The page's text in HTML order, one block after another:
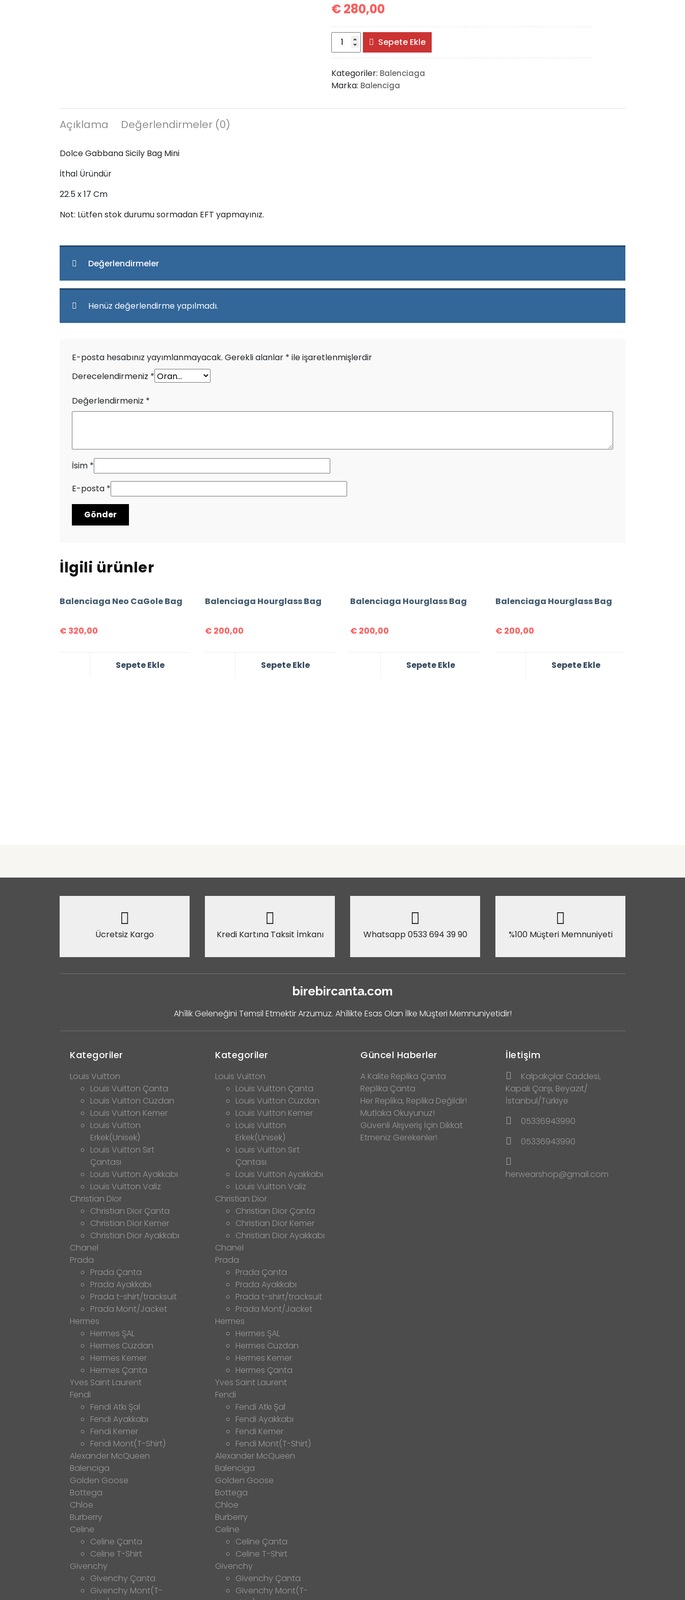
€280,00
Dolce
Gabbana
Sicily
Bag
Mini
Sepete Ekle
Kategoriler: Balenciaga
Marka: Balenciga
Açıklama Değerlendirmeler (0)
Dolce Gabbana Sicily Bag Mini
İthal Üründür
22.5 x 17 Cm
Not: Lütfen stok durumu sormadan EFT yapmayınız.
Değerlendirmeler
Henüz değerlendirme yapılmadı.
E-posta hesabınız yayımlanmayacak. Gerekli alanlar * ile işaretlenmişlerdir
Derecelendirmeniz *
Değerlendirmeniz *
İsim *
E-posta *
İlgili ürünler
Balenciaga Neo CaGole Bag
€ 320,00
Sepete Ekle
Balenciaga Hourglass Bag
€ 200,00
Sepete Ekle
Balenciaga Hourglass Bag
€ 200,00
Sepete Ekle
Balenciaga Hourglass Bag
€ 200,00
Sepete Ekle
Ücretsiz Kargo Kredi Kartına Taksit İmkanı Whatsapp 0533 694 39 90 %100 Müşteri Memnuniyeti
birebircanta.com
Ahîlik Geleneğini Temsil Etmektir Arzumuz. Ahîlikte Esas Olan İlke Müşteri Memnuniyetidir!
Kategoriler
Louis Vuitton
Louis Vuitton Çanta
Louis Vuitton Cüzdan
Louis Vuitton Kemer
Louis Vuitton
Erkek(Unisek)
Louis Vuitton Sırt
Çantası
Louis Vuitton Ayakkabı
Louis Vuitton Valiz
Christian Dior
Christian Dior Çanta
Christian Dior Kemer
Christian Dior Ayakkabı
Chanel
Prada
Prada Çanta
Prada Ayakkabı
Prada t-shirt/tracksuit
Prada Mont/Jacket
Hermes
Hermes ŞAL
Hermes Cüzdan
Hermes Kemer
Hermes Çanta
Yves Saint Laurent
Fendi
Fendi Atkı Şal
Fendi Ayakkabı
Fendi Kemer
Fendi Mont(T-Shirt)
Alexander McQueen
Balenciga
Golden Goose
Bottega
Chloe
Burberry
Celine
Celine Çanta
Celine T-Shirt
Givenchy
Givenchy Çanta
Givenchy Mont(T-
Kategoriler
Louis Vuitton
Louis Vuitton Çanta
Louis Vuitton Cüzdan
Louis Vuitton Kemer
Louis Vuitton
Erkek(Unisek)
Louis Vuitton Sırt
Çantası
Louis Vuitton Ayakkabı
Louis Vuitton Valiz
Christian Dior
Christian Dior Çanta
Christian Dior Kemer
Christian Dior Ayakkabı
Chanel
Prada
Prada Çanta
Prada Ayakkabı
Prada t-shirt/tracksuit
Prada Mont/Jacket
Hermes
Hermes ŞAL
Hermes Cüzdan
Hermes Kemer
Hermes Çanta
Yves Saint Laurent
Fendi
Fendi Atkı Şal
Fendi Ayakkabı
Fendi Kemer
Fendi Mont(T-Shirt)
Alexander McQueen
Balenciga
Golden Goose
Bottega
Chloe
Burberry
Celine
Celine Çanta
Celine T-Shirt
Givenchy
Givenchy Çanta
Givenchy Mont(T-
Güncel Haberler
A Kalite Replika Çanta
Replika Çanta
Her Replika, Replika Değildir!
Mutlaka Okuyunuz!
Güvenli Alışveriş İçin Dikkat
Etmeniz Gerekenler!
İletişim
Kalpakçılar Caddesi,
Kapalı Çarşı, Beyazıt/
İstanbul/Türkiye
05336943990
05336943990
herwearshop@gmail.com